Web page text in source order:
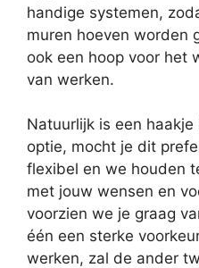
handige systemen,
muren hoeven worden
ook een hoop voor het
van werken.
Natuurlijk is een
optie, mocht je dit
flexibel en we houden
met jouw wensen en
voorzien we je graag
één een sterke
werken, zal de ander